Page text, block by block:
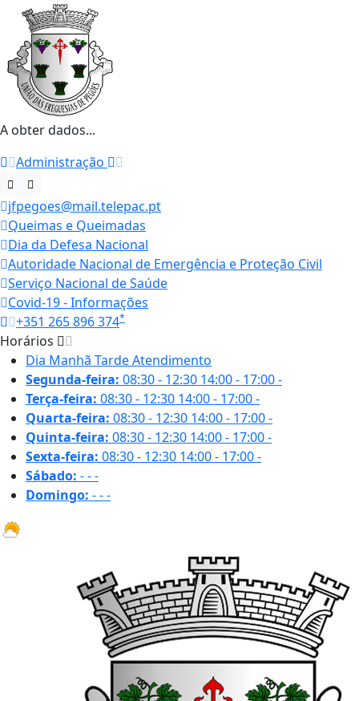
A obter dados...
Administração
jfpegoes@mail.telepac.pt
Queimas e Queimadas
Dia da Defesa Nacional
Autoridade Nacional de Emergência e Proteção Civil
Serviço Nacional de Saúde
Covid-19 - Informações
+351 265 896 374*
Horários
Dia Manhã TardeAtendimento
Segunda-feira: 08:30 - 12:30 14:00 - 17:00-
Terça-feira: 08:30 - 12:30 14:00 - 17:00-
Quarta-feira: 08:30 - 12:30 14:00 - 17:00-
Quinta-feira: 08:30 - 12:30 14:00 - 17:00-
Sexta-feira: 08:30 - 12:30 14:00 - 17:00-
Sábado: ---
Domingo: ---